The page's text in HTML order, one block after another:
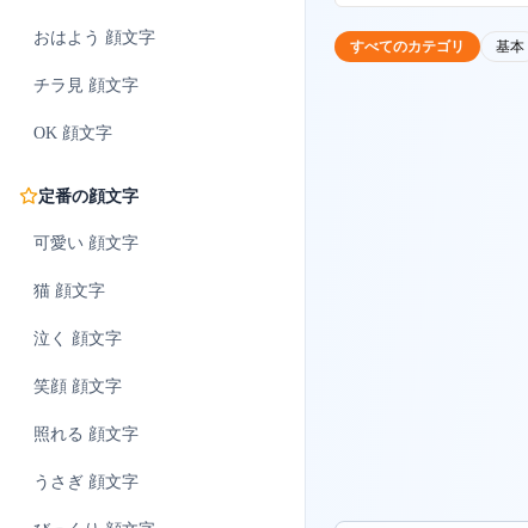
おはよう 顔文字
チラ見 顔文字
OK 顔文字
定番の顔文字
可愛い 顔文字
猫 顔文字
泣く 顔文字
笑顔 顔文字
照れる 顔文字
うさぎ 顔文字
すべてのカテゴリ 基本